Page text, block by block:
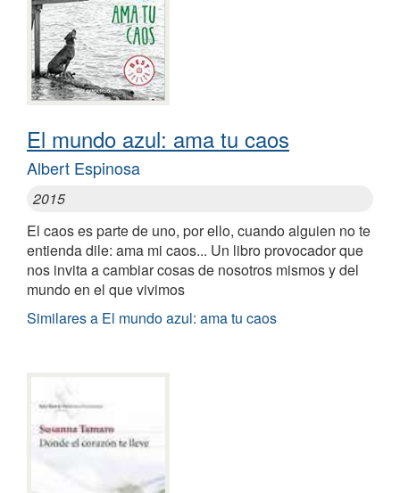
El mundo azul: ama tu caos
Albert Espinosa
2015
El caos es parte de uno, por ello, cuando alguien no te
entienda dile: ama mi caos... Un libro provocador que
nos invita a cambiar cosas de nosotros mismos y del
mundo en el que vivimos
Similares a El mundo azul: ama tu caos